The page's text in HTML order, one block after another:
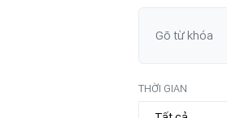
THỜI GIAN